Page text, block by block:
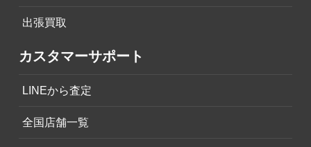
出張買取
カスタマーサポート
LINEから査定
全国店舗一覧